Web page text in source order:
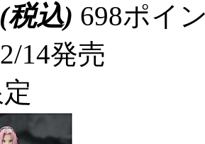
(税込) 698ポイ
14発売